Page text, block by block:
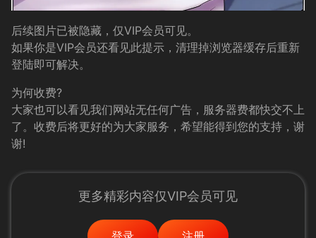
后续图片已被隐藏，仅VIP会员可见。
如果你是VIP会员还看见此提示，清理掉浏览器缓存后重新
登陆即可解决。
为何收费?
大家也可以看见我们网站无任何广告，服务器费都快交不上
了。收费后将更好的为大家服务，希望能得到您的支持，谢
谢!
更多精彩内容仅VIP会员可见